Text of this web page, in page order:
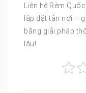
Liên hệ Rèm
lắp đặt tận nơi –
bằng giải pháp
lâu!